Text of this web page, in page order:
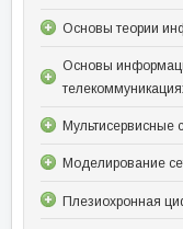
Основы теории
Основы
Мультисервисные
Моделирование
Плезиохронная